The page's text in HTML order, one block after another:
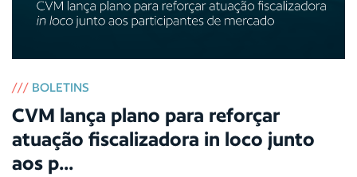
/// BOLETINS
CVM lança plano para reforçar
atuação fiscalizadora in loco junto
aos p...